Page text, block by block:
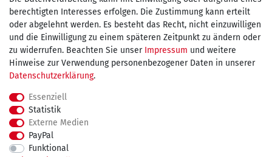
kostenfreie Lieferung
innerhalb Deutschland ab 75€
Impressum
berechtigten Interesses erfolgen. Die Zustimmung kann erteilt
oder abgelehnt werden. Es besteht das Recht, nicht einzuwilligen
und die Einwilligung zu einem späteren Zeitpunkt zu ändern oder
zu widerrufen. Beachten Sie unser Impressum und weitere
Hinweise zur Verwendung personenbezogener Daten in unserer
Daten­schutz­erklärung.
Essenziell
Statistik
Externe Medien
PayPal
Funktional